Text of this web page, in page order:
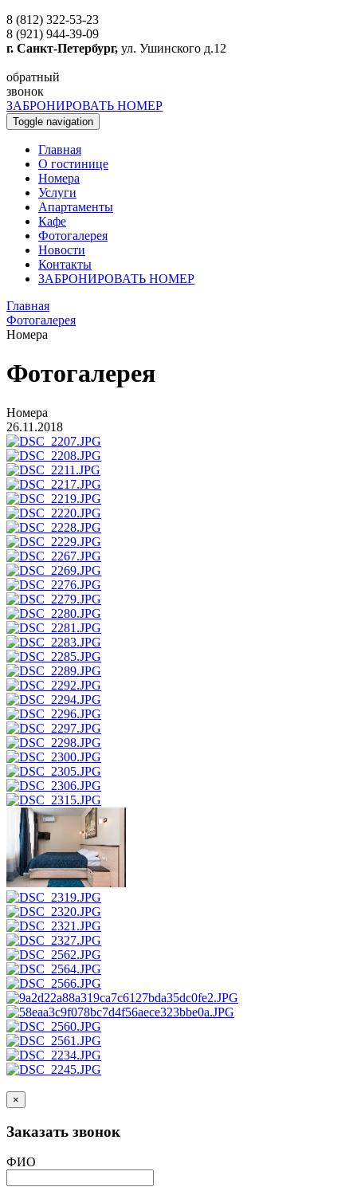
8 (812) 322-53-23
8 (921) 944-39-09
г. Санкт-Петербург, ул. Ушинского д.12
обратный
звонок
ЗАБРОНИРОВАТЬ НОМЕР
Toggle navigation
Главная
O гостинице
Номера
Услуги
Апартаменты
Кафе
Фотогалерея
Новости
Контакты
ЗАБРОНИРОВАТЬ НОМЕР
Главная
Фотогалерея
Номера
Фотогалерея
Номера
26.11.2018
×
Заказать звонок
ФИО